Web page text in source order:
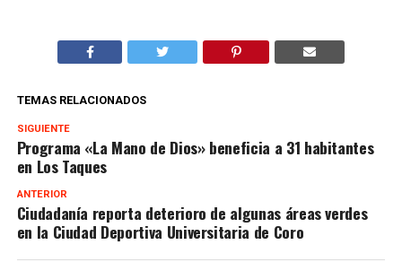
TEMAS RELACIONADOS
SIGUIENTE
Programa «La Mano de Dios» beneficia a 31 habitantes
en Los Taques
ANTERIOR
Ciudadanía reporta deterioro de algunas áreas verdes
en la Ciudad Deportiva Universitaria de Coro